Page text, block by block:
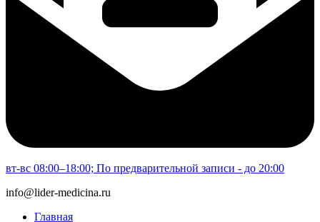
вт-вс 08:00–18:00; По предварительной записи - до 20:00
info@lider-medicina.ru
Главная